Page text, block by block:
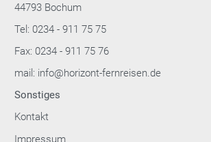
44793 Bochum
Tel: 0234 - 911 75 75
Fax: 0234 - 911 75 76
mail: info@horizont-fernreisen.de
Sonstiges
Kontakt
Impressum